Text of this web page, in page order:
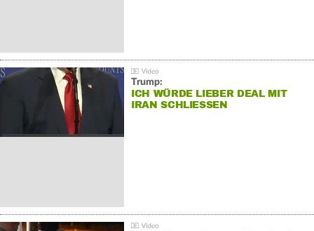
Trump:
ICH WÜRDE LIEBER DEAL MIT
IRAN SCHLIESSEN